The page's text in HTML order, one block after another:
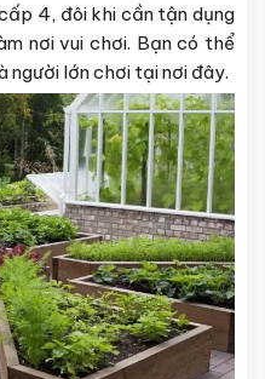
4, đôi khi cần tận dụng
nơi vui chơi. Bạn có thể
người lớn chơi tại nơi đây.